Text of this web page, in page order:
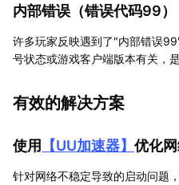
内部错误（错误代码99）
许多玩家反映遇到了"内部错误
号状态或游戏客户端版本有关，
有效的解决方案
使用 【UU加速器】 优化
针对网络不稳定导致的启动问题